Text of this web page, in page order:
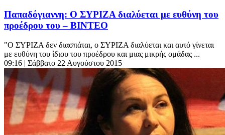
Παπαδόγιαννη: Ο ΣΥΡΙΖΑ διαλύεται με ευθύνη του
προέδρου του – ΒΙΝΤΕΟ
"Ο ΣΥΡΙΖΑ δεν διασπάται, ο ΣΥΡΙΖΑ διαλύεται και αυτό γίνεται
με ευθύνη του ίδιου του προέδρου και μιας μικρής ομάδας ...
09:16 | Σάββατο 22 Αυγούστου 2015